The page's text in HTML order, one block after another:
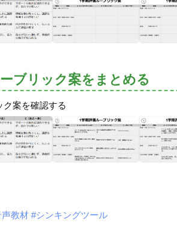
ーブリック案をまとめる
案を確認する
教材 #シンキングツール